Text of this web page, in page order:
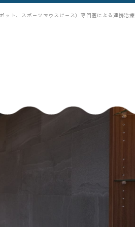
ット、スポーツマウスピース）専門医による連携治療